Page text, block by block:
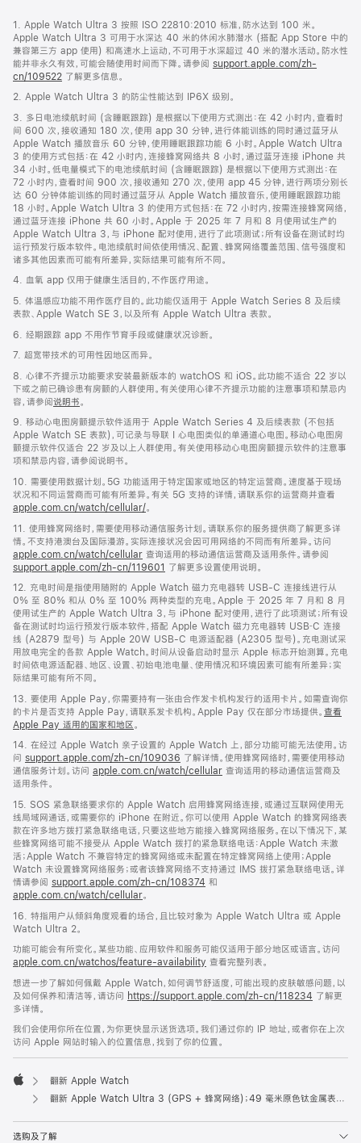
页
页
脚
注
1. Apple Watch Ultra 3 按照 ISO 22810:2010 标准，防水达到 100 米。
Apple Watch Ultra 3 可用于水深达 40 米的休闲水肺潜水 (搭配 App Store 中的
兼容第三方 app 使用) 和高速水上运动，不可用于水深超过 40 米的潜水活动。防水性
能并非永久有效，可能会随使用时间而下降。请参阅 support.apple.com/zh-
cn/109522 了解更多信息。
2. Apple Watch Ultra 3 的防尘性能达到 IP6X 级别。
3. 多日电池续航时间 (含睡眠跟踪) 是根据以下使用方式测出：在 42 小时内，查看时
间 600 次，接收通知 180 次，使用 app 30 分钟，进行体能训练的同时通过蓝牙从
Apple Watch 播放音乐 60 分钟，使用睡眠跟踪功能 6 小时。Apple Watch Ultra
3 的使用方式包括：在 42 小时内，连接蜂窝网络共 8 小时，通过蓝牙连接 iPhone 共
34 小时。低电量模式下的电池续航时间 (含睡眠跟踪) 是根据以下使用方式测出：在
72 小时内，查看时间 900 次，接收通知 270 次，使用 app 45 分钟，进行两项分别长
达 60 分钟体能训练的同时通过蓝牙从 Apple Watch 播放音乐，使用睡眠跟踪功能
18 小时。Apple Watch Ultra 3 的使用方式包括：在 72 小时内，按需连接蜂窝网络，
通过蓝牙连接 iPhone 共 60 小时。Apple 于 2025 年 7 月和 8 月使用试生产的
Apple Watch Ultra 3，与 iPhone 配对使用，进行了此项测试；所有设备在测试时均
运行预发行版本软件。电池续航时间依使用情况、配置、蜂窝网络覆盖范围、信号强度和
诸多其他因素而可能有所差异，实际结果可能有所不同。
4. 血氧 app 仅用于健康生活目的，不作医疗用途。
5. 体温感应功能不用作医疗目的。此功能仅适用于 Apple Watch Series 8 及后续
表款、Apple Watch SE 3，以及所有 Apple Watch Ultra 表款。
6. 经期跟踪 app 不用作节育手段或健康状况诊断。
7. 超宽带技术的可用性因地区而异。
8. 心律不齐提示功能要求安装最新版本的 watchOS 和 iOS。此功能不适合 22 岁以
下或之前已确诊患有房颤的人群使用。有关使用心律不齐提示功能的注意事项和禁忌内
容，请参阅说明书。
9. 移动心电图房颤提示软件适用于 Apple Watch Series 4 及后续表款 (不包括
Apple Watch SE 表款)，可记录与导联 I 心电图类似的单通道心电图。移动心电图房
颤提示软件仅适合 22 岁及以上人群使用。有关使用移动心电图房颤提示软件的注意事
项和禁忌内容，请参阅说明书。
10. 需要使用数据计划。5G 功能适用于特定国家或地区的特定运营商。速度基于现场
状况和不同运营商而可能有所差异。有关 5G 支持的详情，请联系你的运营商并查看
apple.com.cn/watch/cellular/。
11. 使用蜂窝网络时，需要使用移动通信服务计划。请联系你的服务提供商了解更多详
情。不支持港澳台及国际漫游。实际连接状况会因可用网络的不同而有所差异。访问
apple.com.cn/watch/cellular 查询适用的移动通信运营商及适用条件。请参阅
support.apple.com/zh-cn/119601
了解更多设置使用说明。
12. 充电时间是指使用随附的 Apple Watch 磁力充电器转 USB-C 连接线进行从
0% 至 80% 和从 0% 至 100% 两种类型的充电。Apple 于 2025 年 7 月和 8 月
使用试生产的 Apple Watch Ultra 3，与 iPhone 配对使用，进行了此项测试；所有设
备在测试时均运行预发行版本软件，搭配 Apple Watch 磁力充电器转 USB‑C 连接
线 (A2879 型号) 与 Apple 20W USB-C 电源适配器 (A2305 型号)。充电测试采
用放电完全的各款 Apple Watch。时间从设备启动时显示 Apple 标志开始测算。充电
时间依电源适配器、地区、设置、初始电池电量、使用情况和环境因素可能有所差异；实
际结果可能有所不同。
13. 要使用 Apple Pay，你需要持有一张由合作发卡机构发行的适用卡片。如需查询你
的卡片是否支持 Apple Pay，请联系发卡机构。Apple Pay 仅在部分市场提供。 查看
Apple Pay 适用的国家和地区。
14. 在经过 Apple Watch 亲子设置的 Apple Watch 上，部分功能可能无法使用。访
问 support.apple.com/zh-cn/109036 了解详情。使用蜂窝网络时，需要使用移动
通信服务计划。访问 apple.com.cn/watch/cellular 查询适用的移动通信运营商及
适用条件。
15. SOS 紧急联络要求你的 Apple Watch 启用蜂窝网络连接，或通过互联网使用无
线局域网通话，或需要你的 iPhone 在附近。你可以使用 Apple Watch 的蜂窝网络表
款在许多地方拨打紧急联络电话，只要这些地方能接入蜂窝网络服务。在以下情况下，某
些蜂窝网络可能不接受从 Apple Watch 拨打的紧急联络电话：Apple Watch 未激
活；Apple Watch 不兼容特定的蜂窝网络或未配置在特定蜂窝网络上使用；Apple
Watch 未设置蜂窝网络服务；或者该蜂窝网络不支持通过 IMS 拨打紧急联络电话。详
情请参阅 support.apple.com/zh-cn/108374 和
apple.com.cn/watch/cellular。
16. 特指用户从倾斜角度观看的场合，且比较对象为 Apple Watch Ultra 或 Apple
Watch Ultra 2。
功能可能会有所变化。某些功能、应用软件和服务可能仅适用于部分地区或语言。访问
apple.com.cn/watchos/feature-availability 查看完整列表。
想进一步了解如何佩戴 Apple Watch，如何调节舒适度，可能出现的皮肤敏感问题，以
及如何保养和清洁等，请访问 https://support.apple.com/zh-cn/118234 了解更
多详情。
我们会使用你所在位置，为你更快显示送货选项。我们通过你的 IP 地址，或者你在上次
访问 Apple 网站时输入的位置信息，找到了你的位置。
Apple
翻新 Apple Watch
翻新 Apple Watch Ultra 3 (GPS + 蜂窝网络)；49 毫米原色钛金属表壳；铁锚蓝色海洋表带
选购及了解